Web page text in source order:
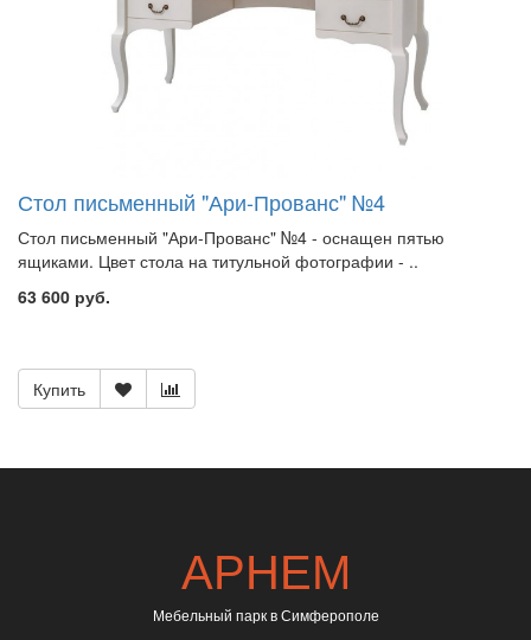
Стол письменный "Ари-Прованс" №4
Стол письменный "Ари-Прованс" №4 - оснащен пятью
ящиками. Цвет стола на титульной фотографии - ..
63 600 руб.
Купить
АРНЕМ
Мебельный парк в Симферополе